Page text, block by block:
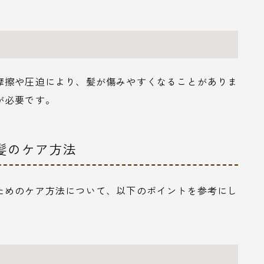
や圧迫により、髪が傷みやすくなることがありま
要です。
のケア方法
のケア方法について、以下のポイントを参考にし